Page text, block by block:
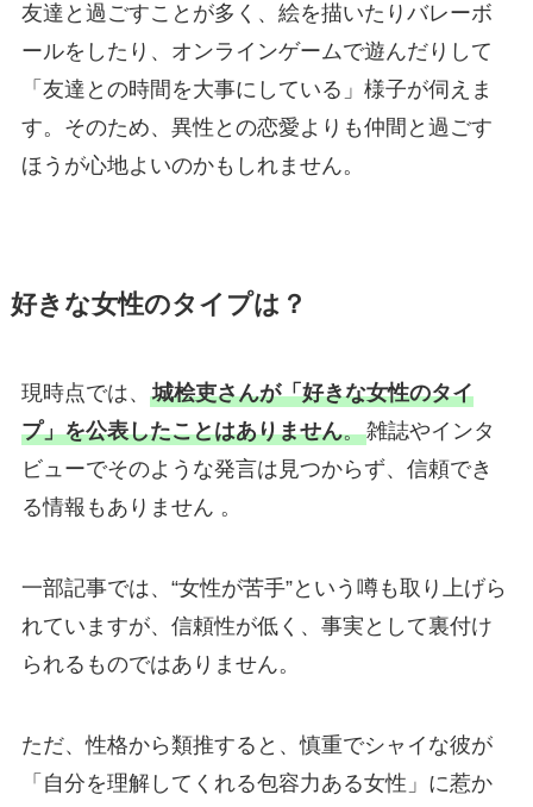
友達と過ごすことが多く、絵を描いたりバレーボ
ールをしたり、オンラインゲームで遊んだりして
「友達との時間を大事にしている」様子が伺えま
す。そのため、異性との恋愛よりも仲間と過ごす
ほうが心地よいのかもしれません。
好きな女性のタイプは？
現時点では、 城桧吏さんが「好きな女性のタイ
プ」を公表したことはありません。雑誌やインタ
ビューでそのような発言は見つからず、信頼でき
る情報もありません 。
一部記事では、“女性が苦手”という噂も取り上げら
れていますが、信頼性が低く、事実として裏付け
られるものではありません。
ただ、性格から類推すると、慎重でシャイな彼が
「自分を理解してくれる包容力ある女性」に惹か